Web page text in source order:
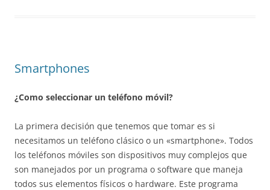
Smartphones
¿Como seleccionar un teléfono móvil?
La primera decisión que tenemos que tomar es si
necesitamos un teléfono clásico o un «smartphone». Todos
los teléfonos móviles son dispositivos muy complejos que
son manejados por un programa o software que maneja
todos sus elementos físicos o hardware. Este programa